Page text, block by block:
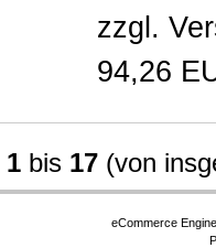
zzgl.
94,26
1 bis 17 (von
eCommerce